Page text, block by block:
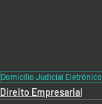
Domicílio Judicial Eletrônico
Direito Empresarial